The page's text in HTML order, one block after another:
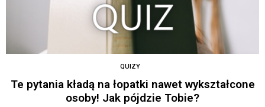
QUIZY
Te pytania kładą na łopatki nawet wykształcone
osoby! Jak pójdzie Tobie?